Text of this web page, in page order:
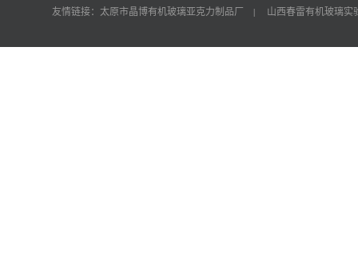
友情链接：太原市晶博有机玻璃亚克力制品厂 | 山西春雷有机玻璃实